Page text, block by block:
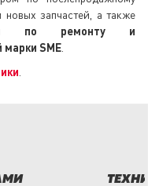
запчастей, а также
по ремонту и
SME